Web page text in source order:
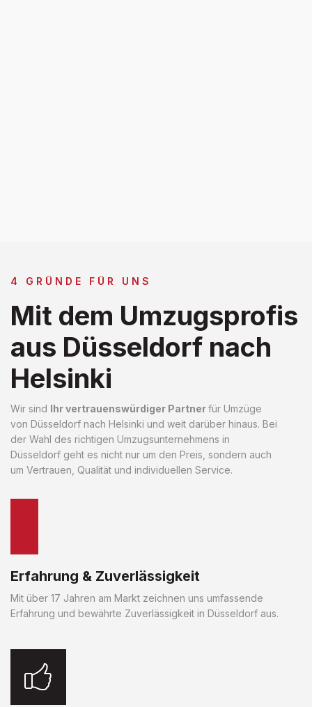
4 GRÜNDE FÜR UNS
Mit dem Umzugsprofis
aus Düsseldorf nach
Helsinki
Wir sind Ihr vertrauenswürdiger Partnerfür Umzüge
von Düsseldorf nach Helsinki und weit darüber hinaus. Bei
der Wahl des richtigen Umzugsunternehmens in
Düsseldorf geht es nicht nur um den Preis, sondern auch
um Vertrauen, Qualität und individuellen Service.
Erfahrung & Zuverlässigkeit
Mit über 17 Jahren am Markt zeichnen uns umfassende
Erfahrung und bewährte Zuverlässigkeit in Düsseldorf aus.